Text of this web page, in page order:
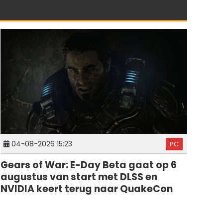
04-08-2026 15:23 PC
Gears of War: E-Day Beta gaat op 6
augustus van start met DLSS en
NVIDIA keert terug naar QuakeCon